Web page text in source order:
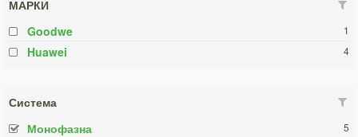
МАРКИ
Goodwe
1
Huawei 4
Система
Монофазна
5